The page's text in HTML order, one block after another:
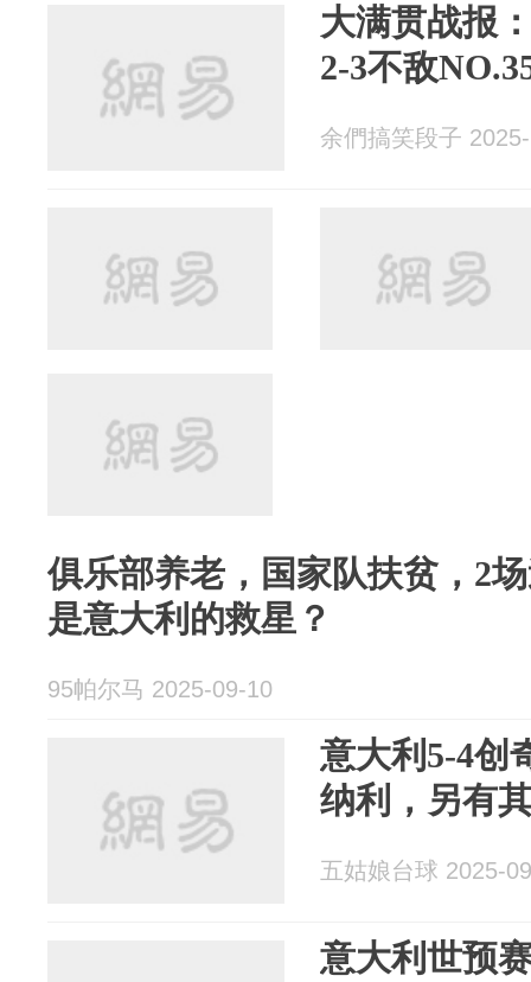
大满贯战报
2-3不敌
余們搞笑段子
俱乐部养老，国家队扶贫，2
是意大利的救星？
95帕尔马 2025-09-10
意大利5-4创
纳利，另有
五姑娘台球 2025-
意大利世预